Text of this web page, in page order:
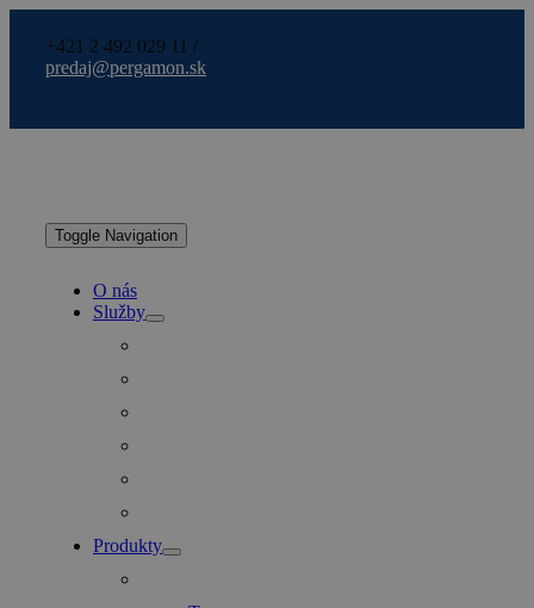
+421 2 492 029 11 /
predaj@pergamon.sk
Toggle Navigation
O nás
Služby
Produkty